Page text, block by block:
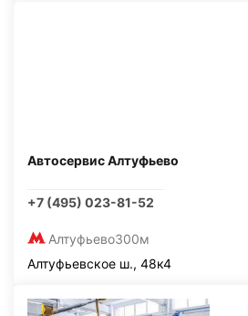
Автосервис Алтуфьево
+7 (495) 023-81-52
Алтуфьево300м
Алтуфьевское ш., 48к4